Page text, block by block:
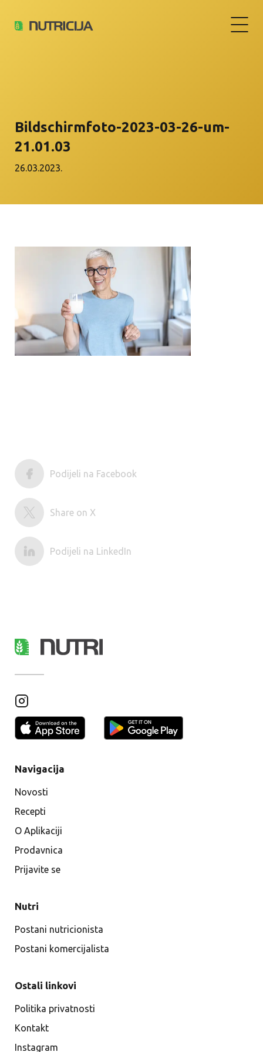
Bildschirm­foto-2023-03-26-um-
21.01.03
26.03.2023.
Podijeli na Facebook
Share on X
Podijeli na LinkedIn
Navigacija
Novosti
Recepti
O Aplikaciji
Prodavnica
Prijavite se
Nutri
Postani nutricionista
Postani komercijalista
Ostali linkovi
Politika privatnosti
Kontakt
Instagram